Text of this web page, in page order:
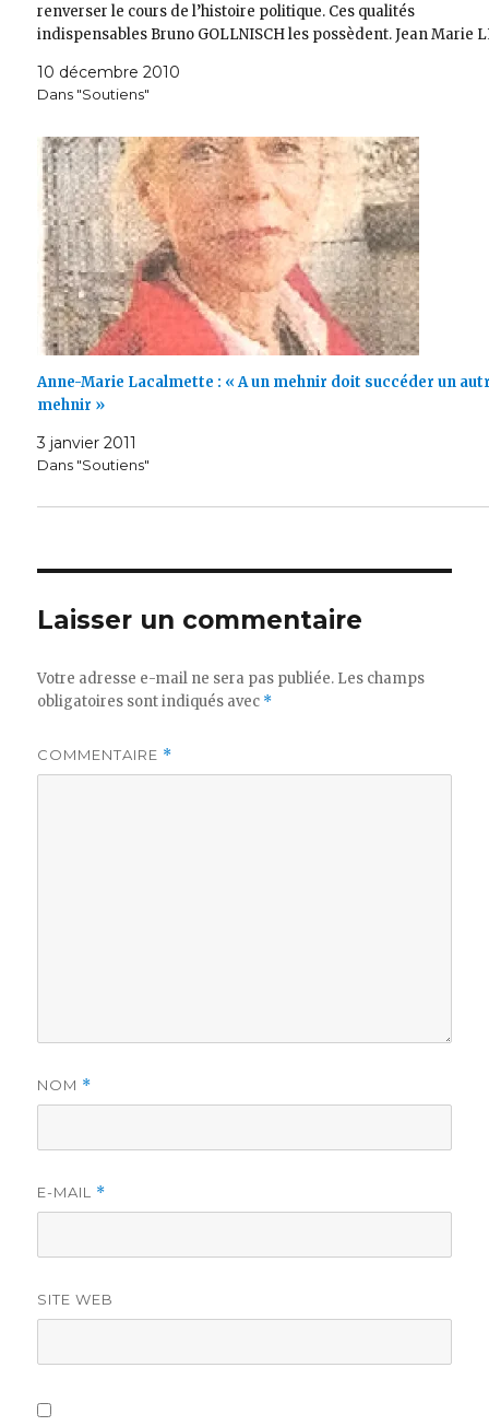
renverser le cours de l’histoire politique. Ces qualités
indispensables Bruno GOLLNISCH les possèdent. Jean Marie
10 décembre 2010
Dans "Soutiens"
Anne-Marie Lacalmette : « A un mehnir doit succéder un
mehnir »
3 janvier 2011
Dans "Soutiens"
Laisser un commentaire
Votre adresse e-mail ne sera pas publiée. Les champs
obligatoires sont indiqués avec *
COMMENTAIRE *
NOM *
E-MAIL *
SITE WEB